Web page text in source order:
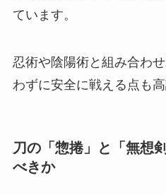
ています。
忍術や陰陽術と組み合わ
わずに安全に戦える点も
刀の「惣捲」と「無想
べきか